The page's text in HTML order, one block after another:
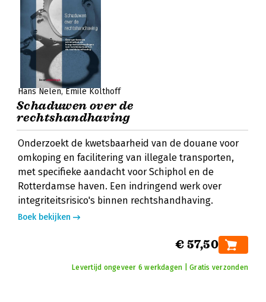
Hans Nelen Emile Kolthoff
Schaduwen over de
rechtshandhaving
Onderzoekt de kwetsbaarheid van de douane voor
omkoping en facilitering van illegale transporten,
met specifieke aandacht voor Schiphol en de
Rotterdamse haven. Een indringend werk over
integriteitsrisico's binnen rechtshandhaving.
Boek bekijken
€ 57,50
Levertijd ongeveer 6 werkdagen | Gratis verzonden